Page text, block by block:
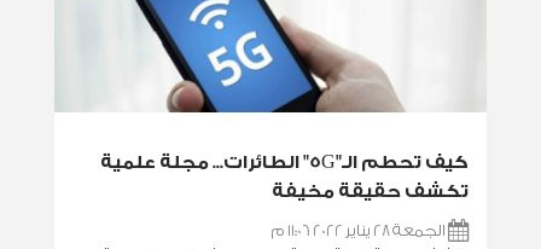
كيف تحطم الـ"5G" الطائرات... مجلة علمية
تكشف حقيقة مخيفة
الجمعة 28 يناير 2022 11:06 م